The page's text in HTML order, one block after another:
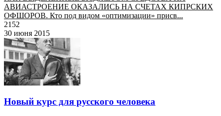
АВИАСТРОЕНИЕ ОКАЗАЛИСЬ НА СЧЕТАХ КИПРСКИХ
ОФШОРОВ. Кто под видом «оптимизации» присв...
2152
30 июня 2015
Новый курс для русского человека